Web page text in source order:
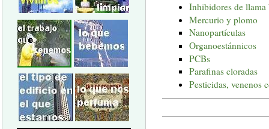
Inhibidores de llama
Mercurio y plomo
Nanopartículas
Organoestánnicos
PCBs
Parafinas cloradas
Pesticidas, venenos